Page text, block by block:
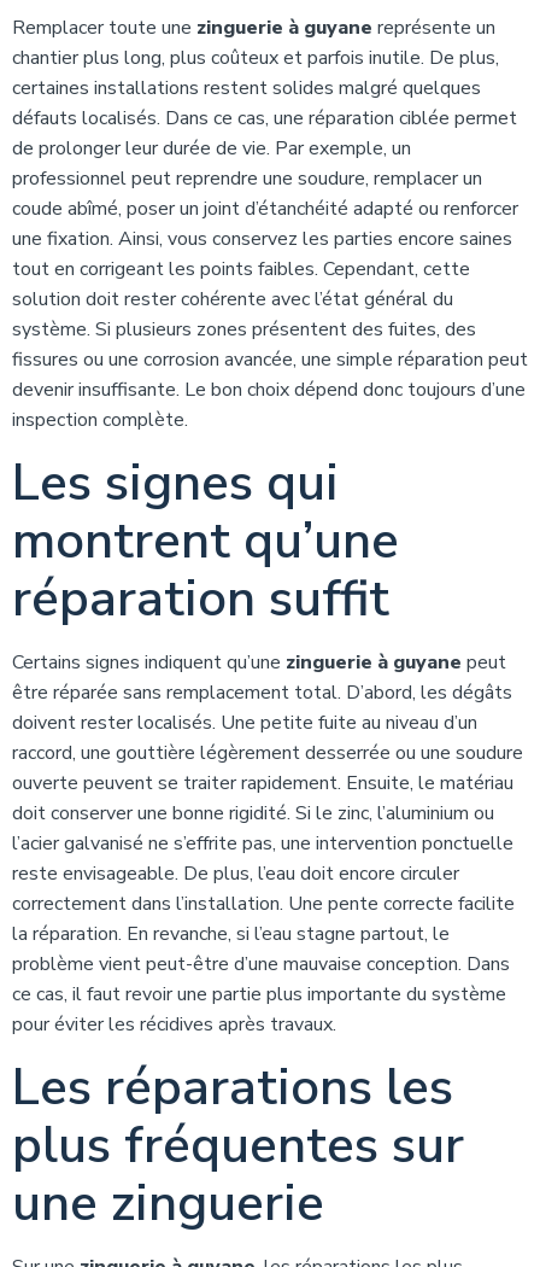
Remplacer toute une zinguerie à guyane représente un
chantier plus long, plus coûteux et parfois inutile. De plus,
certaines installations restent solides malgré quelques
défauts localisés. Dans ce cas, une réparation ciblée permet
de prolonger leur durée de vie. Par exemple, un
professionnel peut reprendre une soudure, remplacer un
coude abîmé, poser un joint d’étanchéité adapté ou renforcer
une fixation. Ainsi, vous conservez les parties encore saines
tout en corrigeant les points faibles. Cependant, cette
solution doit rester cohérente avec l’état général du
système. Si plusieurs zones présentent des fuites, des
fissures ou une corrosion avancée, une simple réparation peut
devenir insuffisante. Le bon choix dépend donc toujours d’une
inspection complète.
Les signes qui
montrent qu’une
réparation suffit
Certains signes indiquent qu’une zinguerie à guyane peut
être réparée sans remplacement total. D’abord, les dégâts
doivent rester localisés. Une petite fuite au niveau d’un
raccord, une gouttière légèrement desserrée ou une soudure
ouverte peuvent se traiter rapidement. Ensuite, le matériau
doit conserver une bonne rigidité. Si le zinc, l’aluminium ou
l’acier galvanisé ne s’effrite pas, une intervention ponctuelle
reste envisageable. De plus, l’eau doit encore circuler
correctement dans l’installation. Une pente correcte facilite
la réparation. En revanche, si l’eau stagne partout, le
problème vient peut-être d’une mauvaise conception. Dans
ce cas, il faut revoir une partie plus importante du système
pour éviter les récidives après travaux.
Les réparations les
plus fréquentes sur
une zinguerie